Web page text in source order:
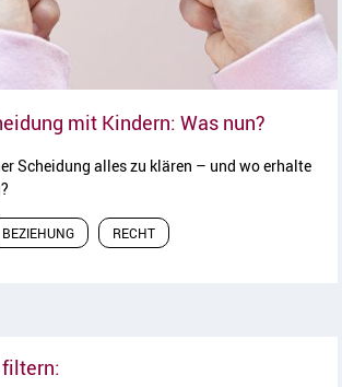
mit Kindern: Was nun?
Scheidung alles zu klären – und wo erhalte
BEZIEHUNG RECHT